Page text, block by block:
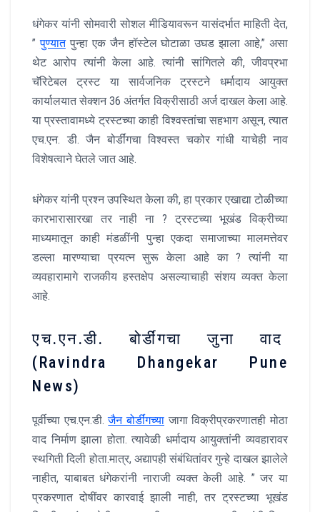
धंगेकर यांनी सोमवारी सोशल मीडियावरून यासंदर्भात माहिती देत,
”पुण्यातपुन्हा एक जैन हॉस्टेल घोटाळा उघड झाला आहे,” असा
थेट आरोप त्यांनी केला आहे. त्यांनी सांगितले की, जीवप्रभा
चॅरिटेबल ट्रस्ट या सार्वजनिक ट्रस्टने धर्मादाय आयुक्त
कार्यालयात सेक्शन 36 अंतर्गत विक्रीसाठी अर्ज दाखल केला आहे.
या प्रस्तावामध्ये ट्रस्टच्या काही विश्वस्तांचा सहभाग असून, त्यात
एच.एन. डी. जैन बोर्डींगचा विश्वस्त चकोर गांधी याचेही नाव
विशेषत्वाने घेतले जात आहे.
धंगेकर यांनी प्रश्न उपस्थित केला की, हा प्रकार एखाद्या टोळीच्या
कारभारासारखा तर नाही ना ? ट्रस्टच्या भूखंड विक्रीच्या
माध्यमातून काही मंडळींनी पुन्हा एकदा समाजाच्या मालमत्तेवर
डल्ला मारण्याचा प्रयत्न सुरू केला आहे का ? त्यांनी या
व्यवहारामागे राजकीय हस्तक्षेप असल्याचाही संशय व्यक्त केला
आहे.
एच.एन.डी. बोर्डींगचा जुना वाद
(Ravindra Dhangekar Pune
News)
पूर्वीच्या एच.एन.डी.जैन बोर्डींगच्या जागा विक्रीप्रकरणातही मोठा
वाद निर्माण झाला होता. त्यावेळी धर्मादाय आयुक्तांनी व्यवहारावर
स्थगिती दिली होता.मात्र, अद्यापही संबंधितांवर गुन्हे दाखल झालेले
नाहीत, याबाबत धंगेकरांनी नाराजी व्यक्त केली आहे. ” जर या
प्रकरणात दोषींवर कारवाई झाली नाही, तर ट्रस्टच्या भूखंड